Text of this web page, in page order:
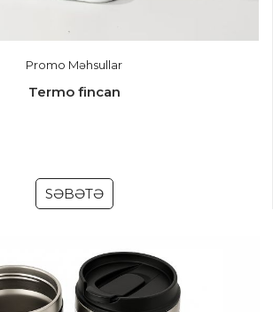
Promo Məhsullar
Termo fincan
SƏBƏTƏ